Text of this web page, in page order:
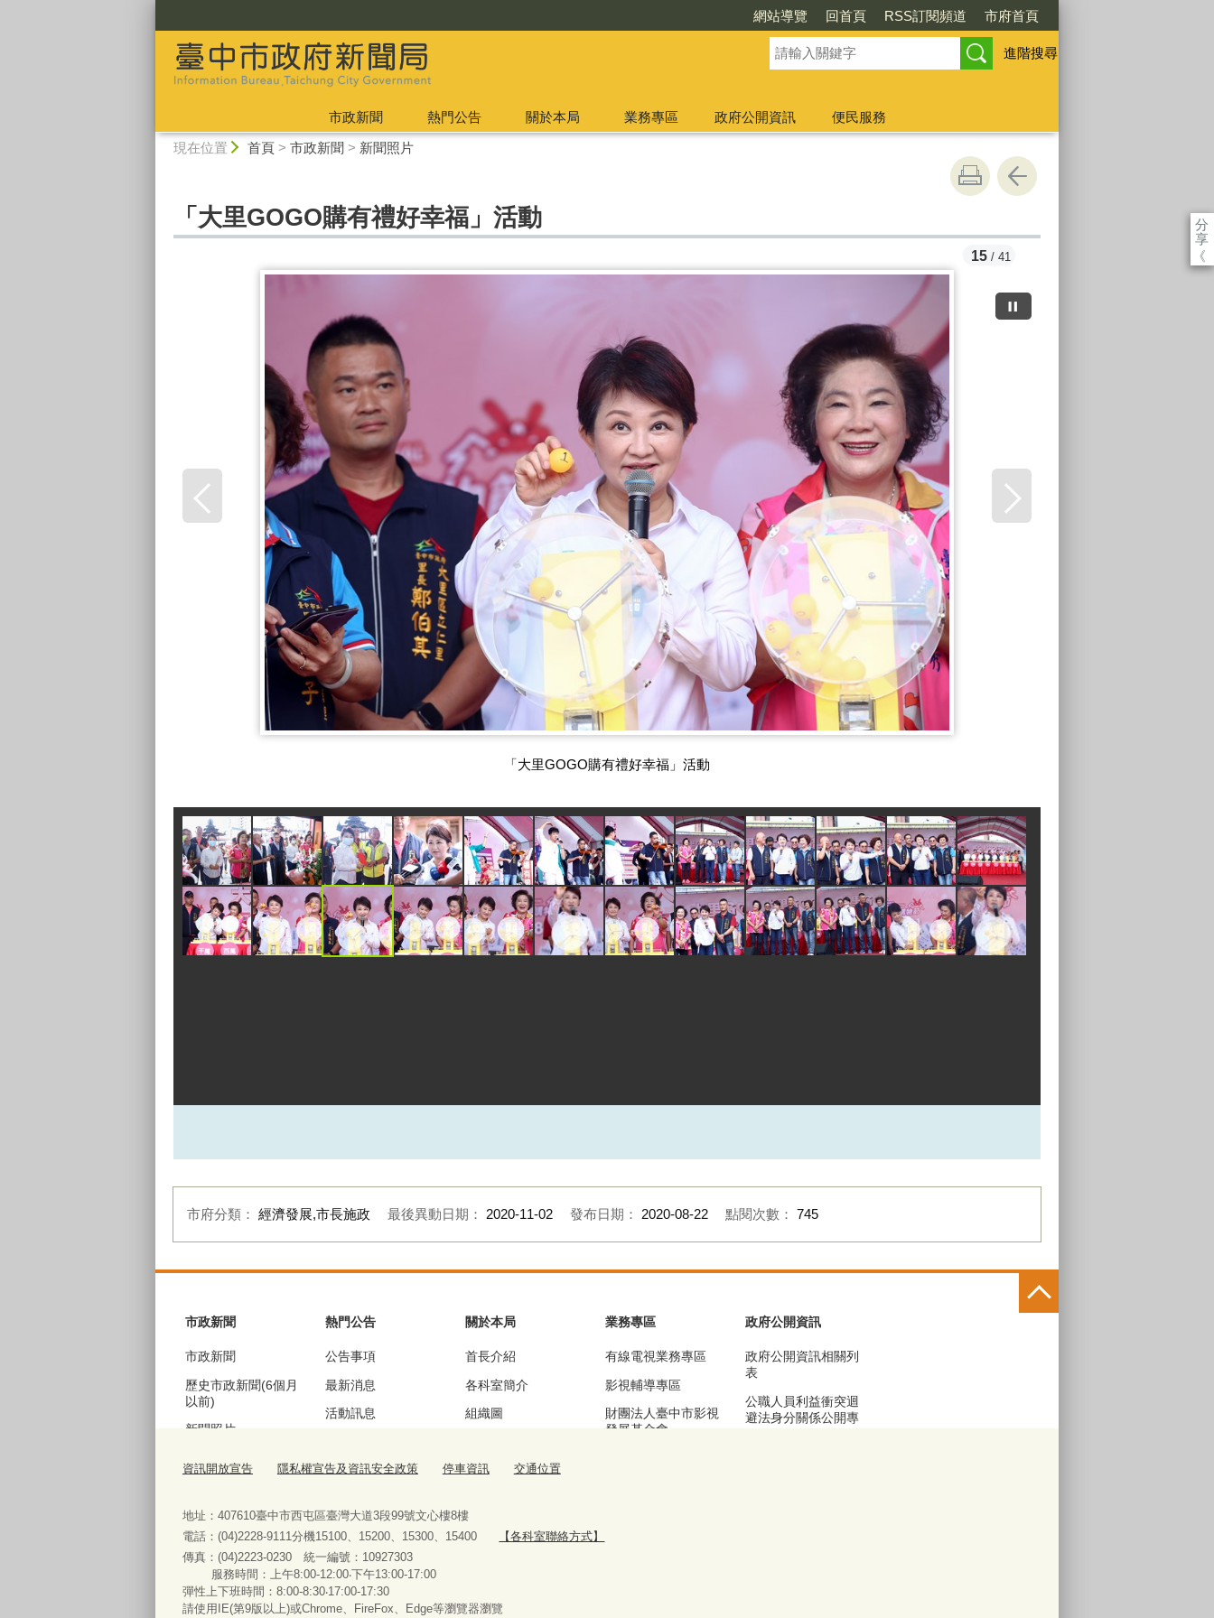
網站導覽 回首頁 RSS訂閱頻道 市府首頁
進階搜尋
市政新聞 熱門公告 關於本局 業務專區 政府公開資訊
便民服務
現在位置 首頁> 市政新聞 > 新聞照片
分
享
《
「大里GOGO購有禮好幸福」活動
「大里GOGO購有禮好幸福」活動
15 / 41
市府分類： 經濟發展,市長施政 最後異動日期： 2020-11-02 發布日期： 2020-08-22 點閱次數： 745
市政新聞
市政新聞
歷史市政新聞(6個月
以前)
新聞照片
以前)
熱門公告
公告事項
最新消息
活動訊息
公聽會訊息
關於本局
首長介紹
各科室簡介
組織圖
交通位置
業務專區
有線電視業務專區
影視輔導專區
財團法人臺中市影視
發展基金會
政府公開資訊
政府公開資訊相關列
表
公職人員利益衝突迴
避法身分關係公開專
便民服務
法規查詢
資訊開放宣告 隱私權宣告及資訊安全政策 停車資訊 交通位置
地址：407610臺中市西屯區臺灣大道3段99號文心樓8樓
電話：(04)2228-9111分機15100、15200、15300、15400
【各科室聯絡方式】
傳真：(04)2223-0230 統一編號 ： 10927303
服務時間：上午8:00-12:00‧下午13:00-17:00
彈性上下班時間：8:00-8:30‧17:00-17:30
請使用IE(第9版以上)或Chrome、FireFox、Edge等瀏覽器瀏覽